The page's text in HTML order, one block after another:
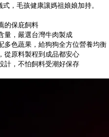
，毛孩健康讓媽祖娘娘加持。
的保庇飼料
量，嚴選台灣牛肉製成
多色蔬果，給狗狗全方位營養均衡
從原料製程到成品都安心
計，不怕飼料受潮好保存